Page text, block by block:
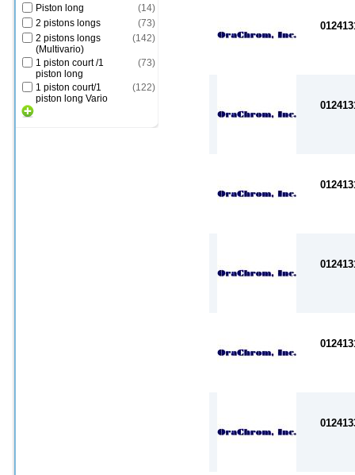
Piston long
(14)
2 pistons longs
(73)
2 pistons longs
(Multivario)
(142)
1 piston court /1
piston long
(73)
1 piston court/1
piston long Vario
(122)